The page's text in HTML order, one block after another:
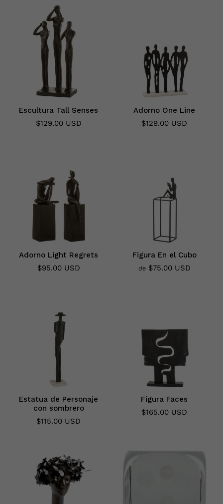
Escultura Tall Senses
$129.00 USD
Adorno One Line
$129.00 USD
Adorno Light Regrets
$95.00 USD
Figura En el Cubo
de $75.00 USD
Estatua de Personaje
con sombrero
$115.00 USD
Figura Faces
$165.00 USD